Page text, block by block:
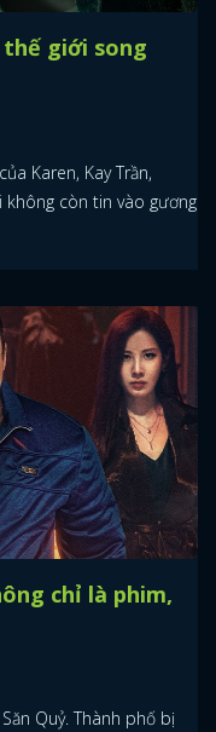
giới song
Karen, Kay Trần,
không còn tin vào gương
chỉ là phim,
Quỷ. Thành phố bị